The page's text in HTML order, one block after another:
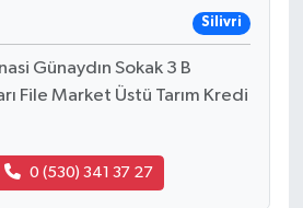
Silivri
Günaydın Sokak 3 B
File Market Üstü Tarım Kredi
0 (530) 341 37 27